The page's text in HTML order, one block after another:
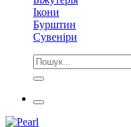
Ікони
Бурштин
Сувеніри